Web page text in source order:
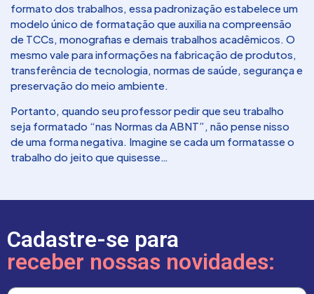
formato dos trabalhos, essa padronização estabelece um
modelo único de formatação que auxilia na compreensão
de TCCs, monografias e demais trabalhos acadêmicos. O
mesmo vale para informações na fabricação de produtos,
transferência de tecnologia, normas de saúde, segurança e
preservação do meio ambiente.
Portanto, quando seu professor pedir que seu trabalho
seja formatado “nas Normas da ABNT”, não pense nisso
de uma forma negativa. Imagine se cada um formatasse o
trabalho do jeito que quisesse…
Cadastre-se para
receber nossas novidades: